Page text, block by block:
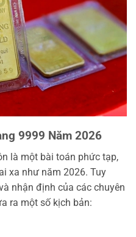
9999 Năm 2026
là một bài toán phức tạp,
xa như năm 2026. Tuy
nhận định của các chuyên
ra một số kịch bản: